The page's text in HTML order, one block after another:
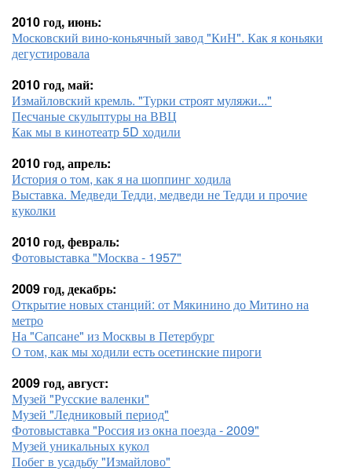
2010 год, июнь:
Московский вино-коньячный завод "КиН". Как я коньяки
дегустировала
2010 год, май:
Измайловский кремль. "Турки строят муляжи..."
Песчаные скульптуры на ВВЦ
Как мы в кинотеатр 5D ходили
2010 год, апрель:
История о том, как я на шоппинг ходила
Выставка. Медведи Тедди, медведи не Тедди и прочие
куколки
2010 год, февраль:
Фотовыставка "Москва - 1957"
2009 год, декабрь:
Открытие новых станций: от Мякинино до Митино на
метро
На "Сапсане" из Москвы в Петербург
О том, как мы ходили есть осетинские пироги
2009 год, август:
Музей "Русские валенки"
Музей "Ледниковый период"
Фотовыставка "Россия из окна поезда - 2009"
Музей уникальных кукол
Побег в усадьбу "Измайлово"